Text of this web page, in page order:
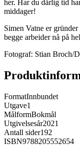
her. Har du dårlig tid
middager!
Simen Vatne er
begge arbeider nå på
Fotograf: Stian Broch/
FormatInnbundet
Utgave1
MålformBokmål
Utgivelsesår2021
Antall sider192
ISBN9788205552654